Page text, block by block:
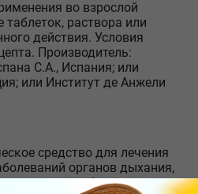
во взрослой
таблеток, раствора или
действия. Условия
Производитель:
С.А., Испания; или
или Институт де Анжели
средство для лечения
органов дыхания,
выделением бронхиального